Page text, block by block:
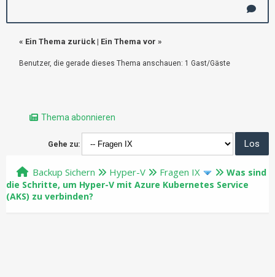
« Ein Thema zurück | Ein Thema vor »
Benutzer, die gerade dieses Thema anschauen: 1 Gast/Gäste
Thema abonnieren
Gehe zu:
Backup Sichern Hyper-V Fragen IX
Was sind
die Schritte, um Hyper-V mit Azure Kubernetes Service
(AKS) zu verbinden?